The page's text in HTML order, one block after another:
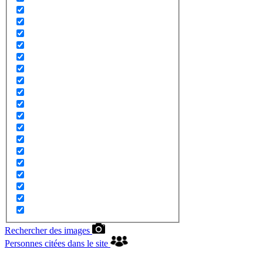
Rechercher des images
Personnes citées dans le site